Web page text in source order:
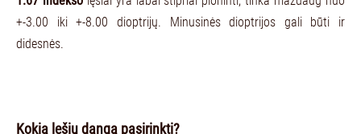
+-3.00 iki +-8.00 dioptrijų. Minusinės dioptrijos gali būti ir
didesnės.
Kokią lęšių dangą pasirinkti?